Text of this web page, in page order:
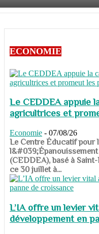
ECONOMIE
Le CEDDEA appuie
agricultrices et
Economie - 07/08/26
​​​​​​​Le Centre Éducatif pour
(CEDDEA), basé à
ce 30 juillet à...
L’IA offre un levier
développement en